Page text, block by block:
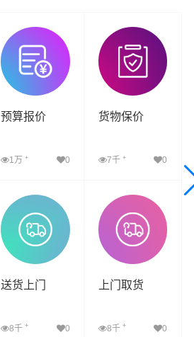
预算报价
1万+ 0
查看详细
货物保价
7千 + 0
查看详细
送货上门
8千+ 0
上门取货
8千 + 0